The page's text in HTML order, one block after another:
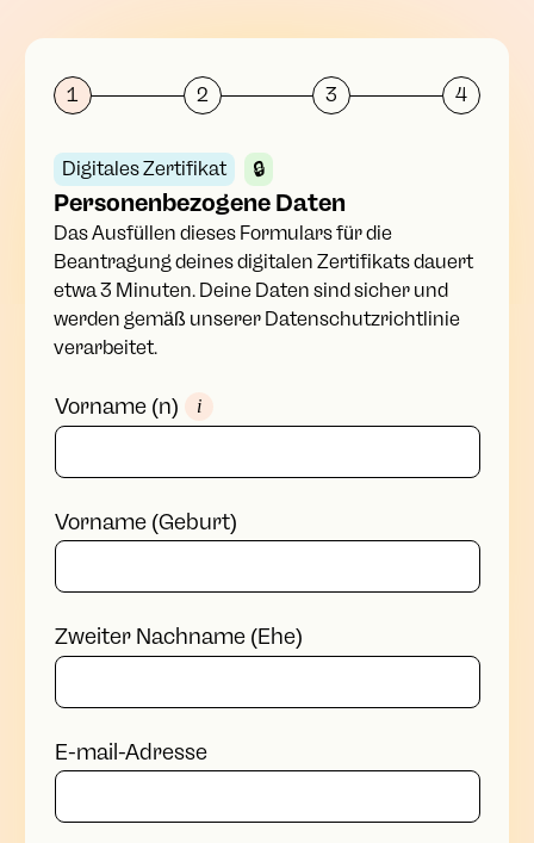
1 2 3 4
Digitales Zertifikat 🔒
Personenbezogene Daten
Das Ausfüllen dieses Formulars für die
Beantragung deines digitalen Zertifikats dauert
etwa 3 Minuten. Deine Daten sind sicher und
werden gemäß unserer Datenschutzrichtlinie
verarbeitet.
Vorname (n) i
Vorname (Geburt)
Zweiter Nachname (Ehe)
E-mail-Adresse